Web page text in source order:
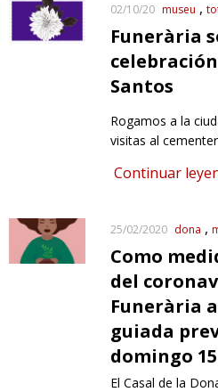
02/10/20 museu
Funerària
Santos
Rogamos a la
visitas al
Continuar
25/02/2020 dona
Como
del
Funerària
guiada
domingo
El Casal de la